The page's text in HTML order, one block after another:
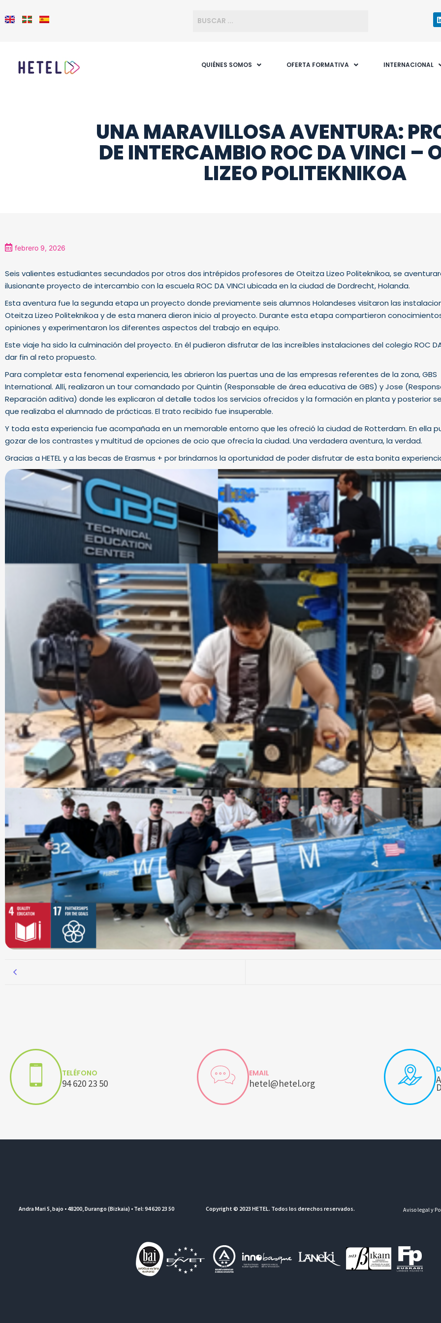
QUIÉNES SOMOS OFERTA FORMATIVA INTERNACIONAL
UNA MARAVILLOSA AVENTURA:
DE INTERCAMBIO ROC DA VINCI –
LIZEO POLITEKNIKOA
febrero 9, 2026
Seis valientes estudiantes secundados por otros dos intrépidos profesores de Oteitza Lizeo Politeknikoa, se
ilusionante proyecto de intercambio con la escuela ROC DA VINCI ubicada en la ciudad de Dordrecht, Holanda.
Esta aventura fue la segunda etapa un proyecto donde previamente seis alumnos Holandeses visitaron las
Oteitza Lizeo Politeknikoa y de esta manera dieron inicio al proyecto. Durante esta etapa compartieron
opiniones y experimentaron los diferentes aspectos del trabajo en equipo.
Este viaje ha sido la culminación del proyecto. En él pudieron disfrutar de las increíbles instalaciones del colegio ROC
dar fin al reto propuesto.
Para completar esta fenomenal experiencia, les abrieron las puertas una de las empresas referentes de la zona, GBS
International. Allí, realizaron un tour comandado por Quintin (Responsable de área educativa de GBS) y Jose
Reparación aditiva) donde les explicaron al detalle todos los servicios ofrecidos y la formación en planta y posterior
que realizaba el alumnado de prácticas. El trato recibido fue insuperable.
Y toda esta experiencia fue acompañada en un memorable entorno que les ofreció la ciudad de Rotterdam. En ella
gozar de los contrastes y multitud de opciones de ocio que ofrecía la ciudad. Una verdadera aventura, la verdad.
Gracias a HETEL y a las becas de Erasmus + por brindarnos la oportunidad de poder disfrutar de esta bonita
TELÉFONO
94 620 23 50
EMAIL
hetel@hetel.org
Andra Mari 5, bajo • 48200, Durango (Bizkaia) • Tel: 94 620 23 50 Copyright © 2023 HETEL. Todos los derechos reservados. Aviso legal y